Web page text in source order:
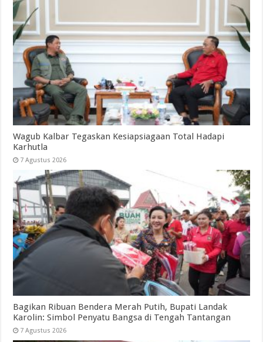
Wagub Kalbar Tegaskan Kesiapsiagaan Total Hadapi
Karhutla
7 Agustus 2026
Bagikan Ribuan Bendera Merah Putih, Bupati Landak
Karolin: Simbol Penyatu Bangsa di Tengah Tantangan
7 Agustus 2026